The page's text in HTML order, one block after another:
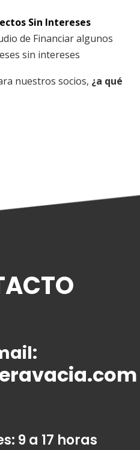
Sin Intereses
de Financiar algunos
sin intereses
nuestros socios, ¿a qué
9 a 17 horas